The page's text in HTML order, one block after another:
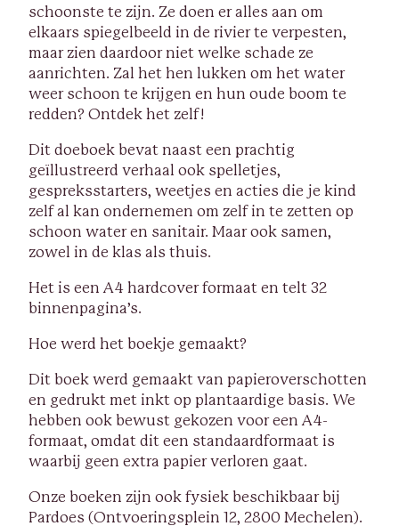
schoonste te zijn. Ze doen er alles aan om
elkaars spiegelbeeld in de rivier te verpesten,
maar zien daardoor niet welke schade ze
aanrichten. Zal het hen lukken om het water
weer schoon te krijgen en hun oude boom te
redden? Ontdek het zelf!
Dit doeboek bevat naast een prachtig
geïllustreerd verhaal ook spelletjes,
gespreksstarters, weetjes en acties die je kind
zelf al kan ondernemen om zelf in te zetten op
schoon water en sanitair. Maar ook samen,
zowel in de klas als thuis.
Het is een A4 hardcover formaat en telt 32
binnenpagina’s.
Hoe werd het boekje gemaakt?
Dit boek werd gemaakt van papieroverschotten
en gedrukt met inkt op plantaardige basis. We
hebben ook bewust gekozen voor een A4-
formaat, omdat dit een standaardformaat is
waarbij geen extra papier verloren gaat.
Onze boeken zijn ook fysiek beschikbaar bij
Pardoes (Ontvoeringsplein 12, 2800 Mechelen).